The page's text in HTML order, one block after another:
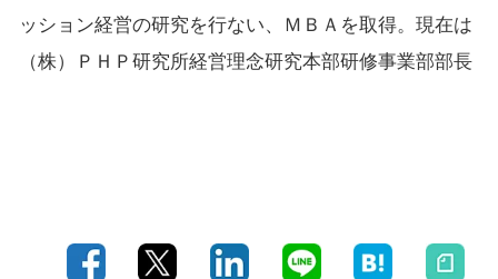
ッション経営の研究を行ない、ＭＢＡを取得。現在は
（株）ＰＨＰ研究所経営理念研究本部研修事業部部長